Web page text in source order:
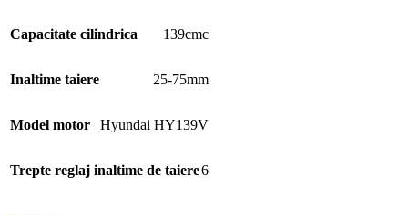
Capacitate cilindrica 139cmc
Inaltime taiere 25-75mm
Model motor Hyundai HY139V
Trepte reglaj inaltime de taiere6